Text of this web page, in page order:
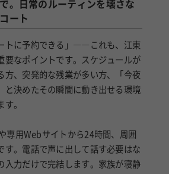
ート
トに予約できる」――これも、江東
要なポイントです。スケジュールが
方、突発的な残業が多い方、「今夜
と決めたその瞬間に動き出せる環境
す。
。電話で声に出して話す必要はな
入力だけで完結します。家族が寝静
通勤電車の短い隙間時間、昼休みの